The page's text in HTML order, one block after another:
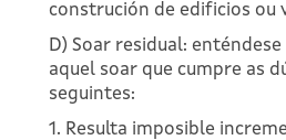
construción de edificios ou
D) Soar residual:
aquel soar que cumpre as
seguintes:
1. Resulta imposible